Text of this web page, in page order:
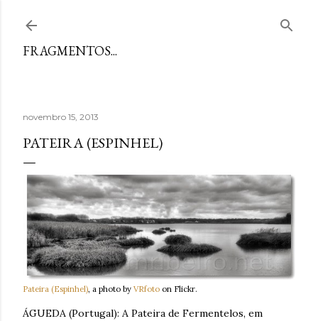
FRAGMENTOS...
novembro 15, 2013
PATEIRA (ESPINHEL)
Pateira (Espinhel), a photo by VRfoto on Flickr.
ÁGUEDA (Portugal): A Pateira de Fermentelos, em